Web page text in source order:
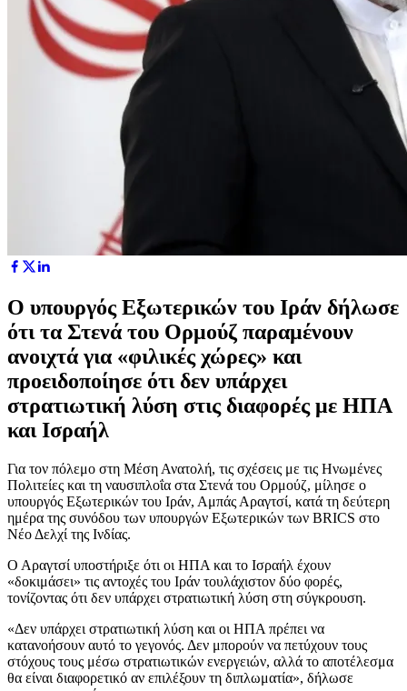
Ο υπουργός Εξωτερικών του Ιράν δήλωσε
ότι τα Στενά του Ορμούζ παραμένουν
ανοιχτά για «φιλικές χώρες» και
προειδοποίησε ότι δεν υπάρχει
στρατιωτική λύση στις διαφορές με ΗΠΑ
και Ισραήλ
Για τον πόλεμο στη Μέση Ανατολή, τις σχέσεις με τις Ηνωμένες
Πολιτείες και τη ναυσιπλοΐα στα Στενά του Ορμούζ, μίλησε ο
υπουργός Εξωτερικών του Ιράν, Αμπάς Αραγτσί, κατά τη δεύτερη
ημέρα της συνόδου των υπουργών Εξωτερικών των BRICS στο
Νέο Δελχί της Ινδίας.
Ο Αραγτσί υποστήριξε ότι οι ΗΠΑ και το Ισραήλ έχουν
«δοκιμάσει» τις αντοχές του Ιράν τουλάχιστον δύο φορές,
τονίζοντας ότι δεν υπάρχει στρατιωτική λύση στη σύγκρουση.
«Δεν υπάρχει στρατιωτική λύση και οι ΗΠΑ πρέπει να
κατανοήσουν αυτό το γεγονός. Δεν μπορούν να πετύχουν τους
στόχους τους μέσω στρατιωτικών ενεργειών, αλλά το αποτέλεσμα
θα είναι διαφορετικό αν επιλέξουν τη διπλωματία», δήλωσε